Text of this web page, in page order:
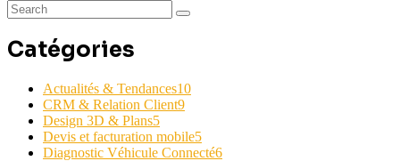
Catégories
Actualités & Tendances10
CRM & Relation Client9
Design 3D & Plans5
Devis et facturation mobile5
Diagnostic Véhicule Connecté6